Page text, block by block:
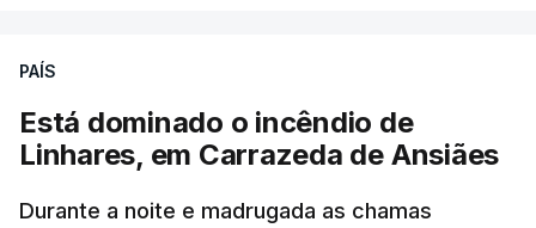
ESTE CONTEÚDO ESTÁ NESTE
PAÍS
Está dominado o incêndio de
Linhares, em Carrazeda de Ansiães
Durante a noite e madrugada as chamas